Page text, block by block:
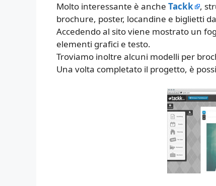
Molto interessante è anche Tackk
,
brochure, poster, locandine e biglietti
Accedendo al sito viene mostrato un
elementi grafici e testo.
Troviamo inoltre alcuni modelli per
Una volta completato il progetto, è